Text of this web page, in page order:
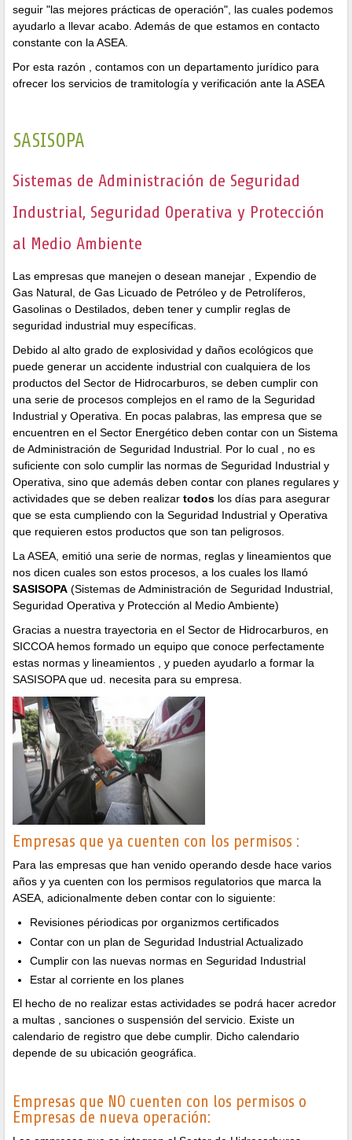
seguir "las mejores prácticas de operación", las cuales podemos
ayudarlo a llevar acabo. Además de que estamos en contacto
constante con la ASEA.
Por esta razón , contamos con un departamento jurídico para
ofrecer los servicios de tramitología y verificación ante la ASEA
SASISOPA
Sistemas de Administración de Seguridad
Industrial, Seguridad Operativa y Protección
al Medio Ambiente
Las empresas que manejen o desean manejar , Expendio de
Gas Natural, de Gas Licuado de Petróleo y de Petrolíferos,
Gasolinas o Destilados, deben tener y cumplir reglas de
seguridad industrial muy específicas.
Debido al alto grado de explosividad y daños ecológicos que
puede generar un accidente industrial con cualquiera de los
productos del Sector de Hidrocarburos, se deben cumplir con
una serie de procesos complejos en el ramo de la Seguridad
Industrial y Operativa. En pocas palabras, las empresa que se
encuentren en el Sector Energético deben contar con un Sistema
de Administración de Seguridad Industrial. Por lo cual , no es
suficiente con solo cumplir las normas de Seguridad Industrial y
Operativa, sino que además deben contar con planes regulares y
actividades que se deben realizar todos los días para asegurar
que se esta cumpliendo con la Seguridad Industrial y Operativa
que requieren estos productos que son tan peligrosos.
La ASEA, emitió una serie de normas, reglas y lineamientos que
nos dicen cuales son estos procesos, a los cuales los llamó
SASISOPA (Sistemas de Administración de Seguridad Industrial,
Seguridad Operativa y Protección al Medio Ambiente)
Gracias a nuestra trayectoria en el Sector de Hidrocarburos, en
SICCOA hemos formado un equipo que conoce perfectamente
estas normas y lineamientos , y pueden ayudarlo a formar la
SASISOPA que ud. necesita para su empresa.
Empresas que ya cuenten con los permisos :
Para las empresas que han venido operando desde hace varios
años y ya cuenten con los permisos regulatorios que marca la
ASEA, adicionalmente deben contar con lo siguiente:
Revisiones périodicas por organizmos certificados
Contar con un plan de Seguridad Industrial Actualizado
Cumplir con las nuevas normas en Seguridad Industrial
Estar al corriente en los planes
El hecho de no realizar estas actividades se podrá hacer acredor
a multas , sanciones o suspensión del servicio. Existe un
calendario de registro que debe cumplir. Dicho calendario
depende de su ubicación geográfica.
Empresas que NO cuenten con los permisos o
Empresas de nueva operación: